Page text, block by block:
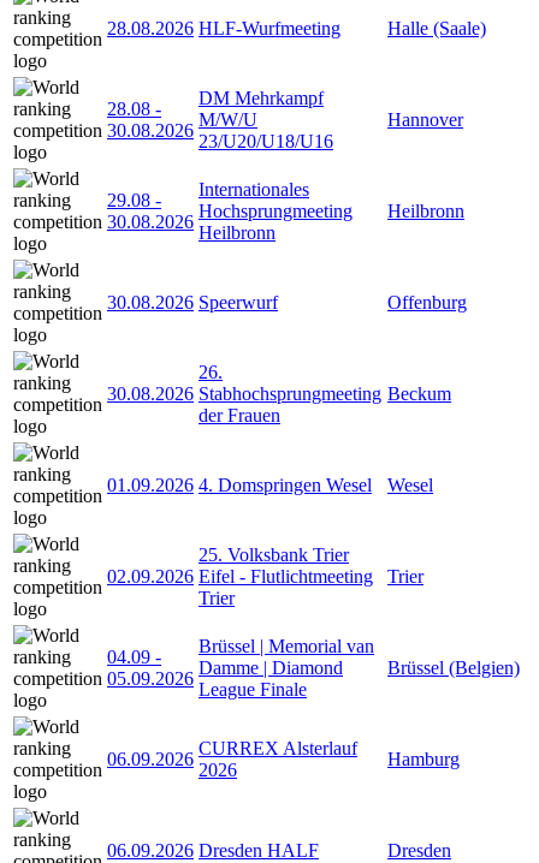
28.08.2026 HLF-Wurfmeeting Halle (Saale)
28.08 -
30.08.2026
DM Mehrkampf
M/W/U
23/U20/U18/U16
Hannover
29.08 -
30.08.2026
Internationales
Hochsprungmeeting
Heilbronn
Heilbronn
30.08.2026 Speerwurf Offenburg
30.08.2026
26.
Stabhochsprungmeeting
der Frauen
Beckum
01.09.2026 4. Domspringen Wesel Wesel
02.09.2026
25. Volksbank Trier
Eifel - Flutlichtmeeting
Trier
Trier
04.09 -
05.09.2026
Brüssel | Memorial van
Damme | Diamond
League Finale
Brüssel (Belgien)
06.09.2026
CURREX Alsterlauf
2026
Hamburg
06.09.2026 Dresden HALF Dresden